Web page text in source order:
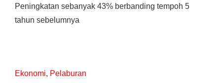
Peningkatan sebanyak 43% berbanding tempoh 5
tahun sebelumnya
Ekonomi, Pelaburan